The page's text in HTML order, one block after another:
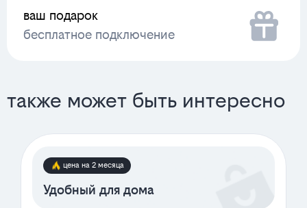
ваш подарок
бесплатное подключение
также может быть интересно
цена на 2 месяца
Удобный для дома